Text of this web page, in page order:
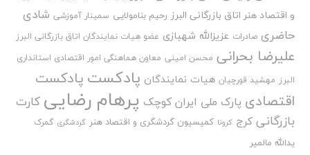
و اقتصاد هنر اتاق بازرگانی البرز رحیم بنامولایی سمینار آموزشی شادی
حاضری صادرات عزیزالله شهبازی عضو هیات نمایندگان اتاق بازرگانی البرز
علیرضا بحرانی محسن امینی معاون هماهنگی امور اقتصادی استانداری
البرز مهشید قورچیان هیات نمایندگان پادکست پادکست
اقتصادی پارک ملی ایران کوچک پرهام رضایی کارت
بازرگانی کرج کرونا کمیسیون گردشگری و اقتصاد هنر گردشگری گمرک
یدالله مالمیر